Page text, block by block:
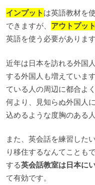
インプット は英語教材を
できますが、 アウトプット
英語を使う必要があります
近年は日本を訪れる外国
する外国人も増えていま
ている人の周辺に都合よ
何より、見知らぬ外国人
込めるような度胸のある
また、英会話を練習した
り移住するなんてことも
する英会話教室は日本に
て有効です。